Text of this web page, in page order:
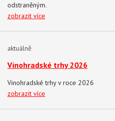
odstraněným.
zobrazit více
aktuálně
Vinohradské trhy 2026
Vinohradské trhy v roce 2026
zobrazit více